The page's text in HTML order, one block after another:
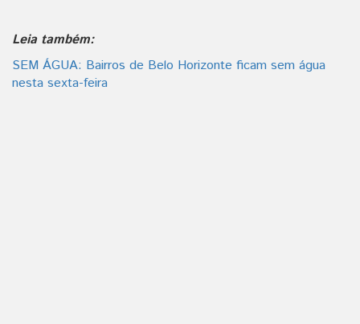
Leia também:
SEM ÁGUA: Bairros de Belo Horizonte ficam sem água
nesta sexta-feira